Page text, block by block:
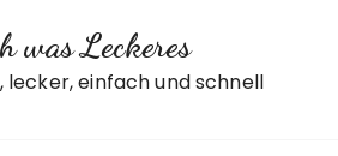
was Leckeres
lecker, einfach und schnell